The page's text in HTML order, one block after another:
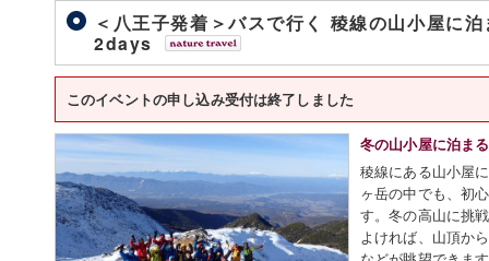
＜八王子発着＞バスで行く 稜線の山小屋に
2days
このイベントの申し込み受付は終了しました
冬の山小屋に泊まる
稜線にある山小屋
ヶ岳の中でも、初
す。冬の高山に挑
よければ、山頂か